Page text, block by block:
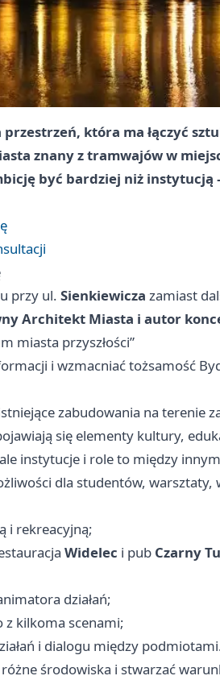
która ma łączyć
znany z tramwajów w
być bardziej niż instytucją
przy ul. Sienkiewicza zamiast
Architekt Miasta i autor
miasta przyszłości”
i wzmacniać tożsamość
zabudowania na terenie
się elementy kultury,
instytucje i role to między
dla studentów, warsztaty,
i rekreacyjną;
Widelec i pub Czarny
działań;
kilkoma scenami;
i dialogu między
środowiska i stwarzać